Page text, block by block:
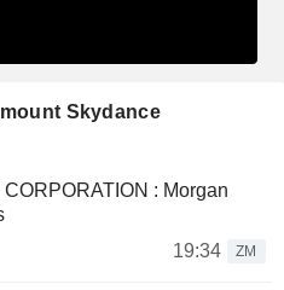
Skydance
: Morgan
19:34
ZM